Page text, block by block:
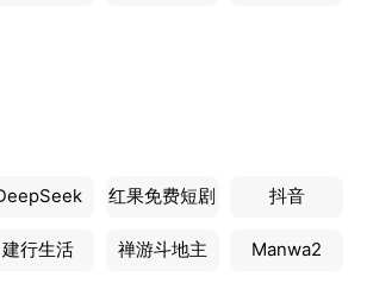
红果免费短剧 抖音
建行生活 禅游斗地主 Manwa2